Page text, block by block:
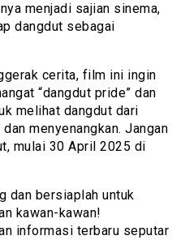
menjadi sajian sinema,
dangdut sebagai
cerita, film ini ingin
“dangdut pride” dan
melihat dangdut dari
menyenangkan. Jangan
mulai 30 April 2025 di
dan bersiaplah untuk
kawan-kawan!
informasi terbaru seputar